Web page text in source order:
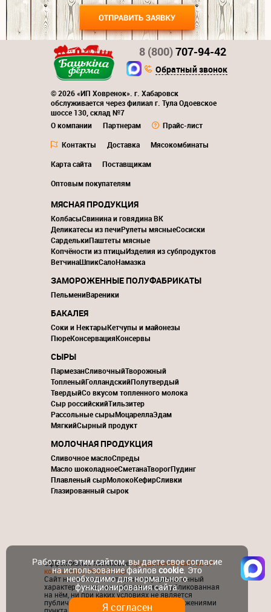
© 2026 «ИП Ховренок». г. Хабаровск
обслуживается через филиал г. Тула Одоевское
шоссе 130, склад №7
О компании
Партнерам
Прайс-лист
Контакты
Доставка
Мясокомбинаты
Карта сайта
Поставщикам
Оптовым покупателям
8 (800)707-94-42
Обратный звонок
МЯСНАЯ ПРОДУКЦИЯ
КолбасыСвинина и говядина ВК
Деликатесы из печиРулеты мясныеСосиски
СарделькиПаштеты мясные
Копчёности из птицыИзделия из субпродуктов
ВетчинаШпикСалоНамазка
ЗАМОРОЖЕННЫЕ ПОЛУФАБРИКАТЫ
ПельмениВареники
БАКАЛЕЯ
Соки и НектарыКетчупы и майонезы
ПюреКонсервацияКонсервы
СЫРЫ
ПармезанСливочныйТворожный
ТопленыйГолландскийПолутвердый
ТвердыйСо вкусом топленного молока
Сыр российскийТильзитер
Рассольные сырыМоцареллаЭдам
МягкийСырный продукт
МОЛОЧНАЯ ПРОДУКЦИЯ
Сливочное маслоСпреды
Масло шоколадноеСметанаТворогПудинг
Плавленый сырМолокоКефирСливки
Глазированный сырок
Эффективное поисковоепродвижение сайтов от
компании ContactGroup
Сайт носит исключительно информационный
характер и никакая информация, опубликованная
на нём, ни при каких условиях не является
публичной офертой, определяемой положениями
пункта 2 статьи 437 ГК РФ.
Работая с этим сайтом, вы даете свое согласие
на использование файловcookie. Это
необходимо для нормального
функционирования сайта.
Я согласен